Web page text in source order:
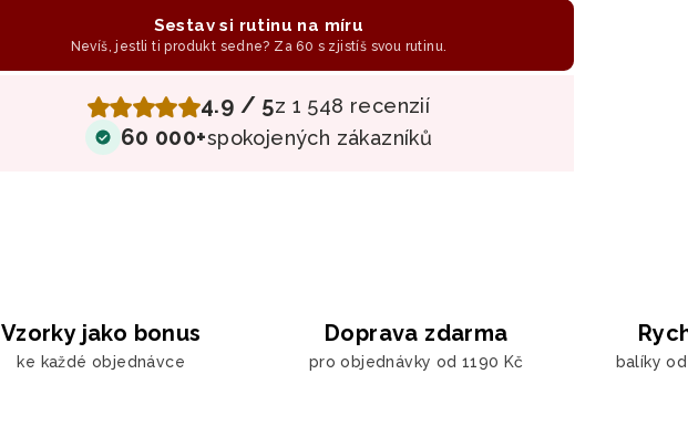
Sestav si rutinu na míru
Nevíš, jestli ti produkt sedne? Za 60 s zjistíš svou rutinu.
4.9 / 5z 1 548 recenzií
60 000+spokojených zákazníků
Vzorky jako bonus
ke každé objednávce
Doprava zdarma
pro objednávky od 1190 Kč balíky